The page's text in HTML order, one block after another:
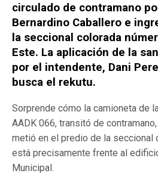
circulado de contramano
Bernardino Caballero e
la seccional colorada
Este. La aplicación de la
por el intendente, Dani
busca el rekutu.
Sorprende cómo la camioneta de
AADK 066, transitó de
metió en el predio de la seccional
está precisamente frente al
Municipal.